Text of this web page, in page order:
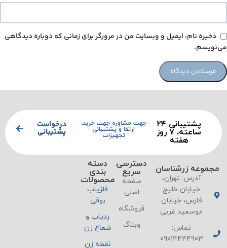
ذخیره نام، ایمیل و وبسایت من در مرورگر برای زمانی که دوباره دیدگاهی
می‌نویسم.
پشتیبانی ۲۴
ساعته، ۷ روز
هفته
جهت مشاوره جهت خرید،
ارتقا و پشتیبانی
تجهیزات
درخواست
پشتیبانی
مجموعه زرشناسان
آدرس: تهران،
خیابان خلیج
فارس، خیابان
ابوسعید غربی
تماس:
09014444903
دسترسی
سریع
صفحه
اصلی
فروشگاه
وبلاگ
دسته
بندی
محصولات
فلزیاب
بوقی
ردیاب و
شعاع زن
نقطه زن